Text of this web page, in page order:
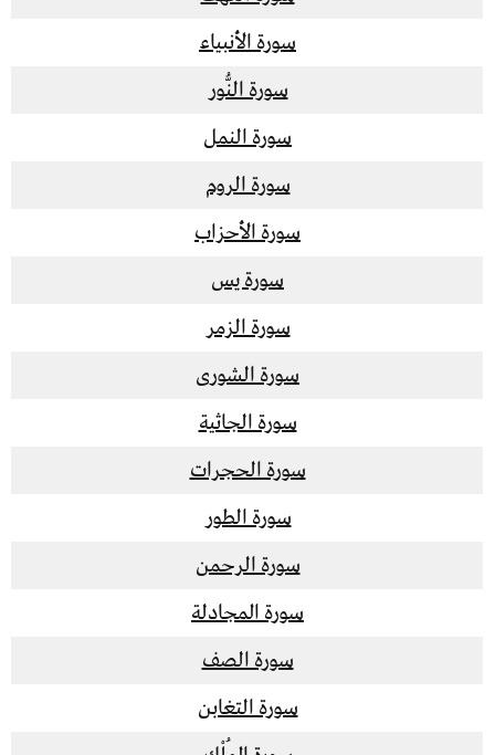
سورة الأنبياء
سورة النُّور
سورة النمل
سورة الروم
سورة الأحزاب
سورة يس
سورة الزمر
سورة الشورى
سورة الجاثية
سورة الحجرات
سورة الطور
سورة الرحمن
سورة المجادلة
سورة الصف
سورة التغابن